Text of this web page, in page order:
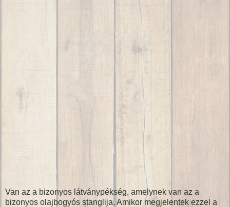
Van az a bizonyos látványpékség, amelynek van az a
bizonyos olajbogyós stanglija. Amikor megjelentek ezzel a